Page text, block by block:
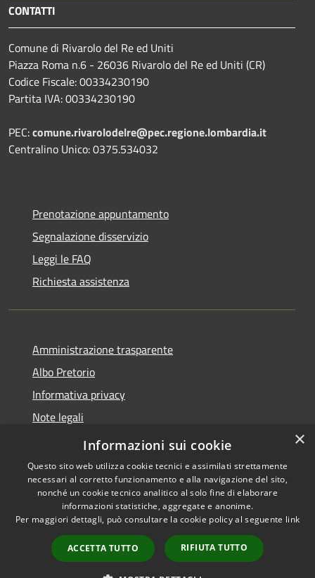
CONTATTI
Comune di Rivarolo del Re ed Uniti
Piazza Roma n.6 - 26036 Rivarolo del Re ed Uniti (CR)
Codice Fiscale: 00334230190
Partita IVA: 00334230190
PEC:comune.rivarolodelre@pec.regione.lombardia.it
Centralino Unico: 0375.534032
Prenotazione appuntamento
Segnalazione disservizio
Leggi le FAQ
Richiesta assistenza
Amministrazione trasparente
Albo Pretorio
Informativa privacy
Note legali
Dichiarazione di accessibilità
Accessibilità
Copyright © 2026 • Comune di
Rivarolo del Re ed Uniti •
Powered byMunicipium
Accesso redazione
×
Informazioni sui cookie
Questo sito web utilizza cookie tecnici e assimilati strettamente
necessari al corretto funzionamento e alla navigazione del sito,
nonché un cookie tecnico analitico al solo fine di elaborare
informazioni statistiche, aggregate e anonime.
Per maggiori dettagli, può consultare la cookie policy al seguente link
ACCETTA TUTTO RIFIUTA TUTTO